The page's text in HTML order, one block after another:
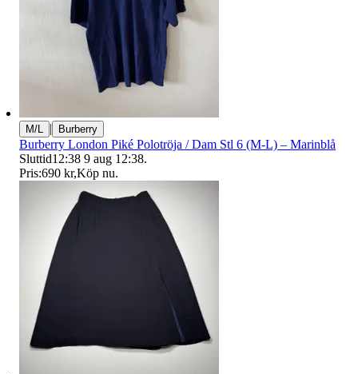
M/L | Burberry
Burberry London Piké Polotröja / Dam Stl 6 (M-L) – Marinblå
Sluttid12:38 9 aug 12:38.
Pris:690 kr,Köp nu.